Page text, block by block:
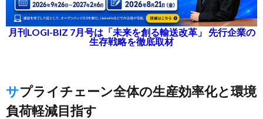
月刊LOGI-BIZ 7月号は「未来を創る輸送改革」 先行企業の
生存戦略を徹底取材
サプライチェーン全体の生産効率化と環境
負荷軽減目指す